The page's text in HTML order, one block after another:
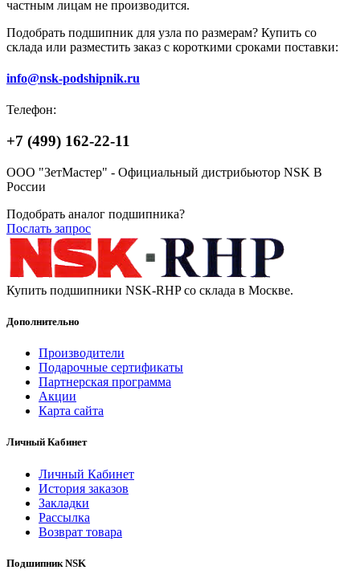
частным лицам не производится.
Подобрать подшипник для узла по размерам? Купить со
склада или разместить заказ с короткими сроками поставки:
info@nsk-podshipnik.ru
Телефон:
+7 (499) 162-22-11
ООО "ЗетМастер" - Официальный дистрибьютор NSK В
России
Подобрать аналог подшипника?
Послать запрос
Купить подшипники NSK-RHP со склада в Москве.
Дополнительно
Производители
Подарочные сертификаты
Партнерская программа
Акции
Карта сайта
Личный Кабинет
Личный Кабинет
История заказов
Закладки
Рассылка
Возврат товара
Подшипник NSK